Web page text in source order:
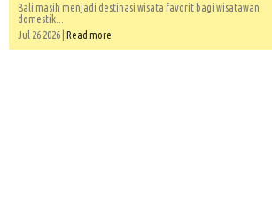
Bali masih menjadi destinasi wisata favorit bagi wisatawan
domestik...
Jul 26 2026 | Read more